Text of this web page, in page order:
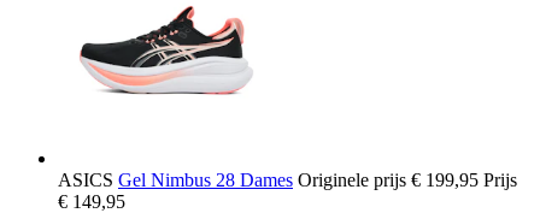
ASICS Gel Nimbus 28 Dames Originele prijs € 199,95 Prijs
€ 149,95